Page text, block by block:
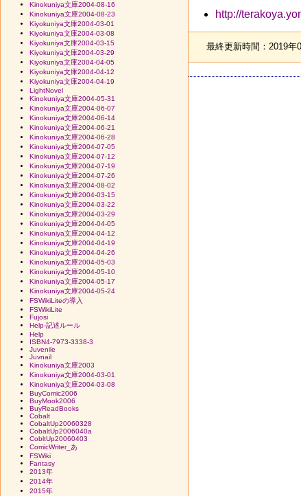
http://
最終更新時間：2019年
Kinokuniya文庫2004-08-16
Kinokuniya文庫2004-08-23
Kiyokuniya文庫2004-03-01
Kiyokuniya文庫2004-03-08
Kiyokuniya文庫2004-03-15
Kiyokuniya文庫2004-03-29
Kiyokuniya文庫2004-04-05
Kiyokuniya文庫2004-04-12
Kiyokuniya文庫2004-04-19
LightNovel
Kinokuniya文庫2004-05-31
Kinokuniya文庫2004-06-07
Kinokuniya文庫2004-06-14
Kinokuniya文庫2004-06-21
Kinokuniya文庫2004-06-28
Kinokuniya文庫2004-07-05
Kinokuniya文庫2004-07-12
Kinokuniya文庫2004-07-19
Kinokuniya文庫2004-07-26
Kinokuniya文庫2004-08-02
Kinokuniya文庫2004-03-15
Kinokuniya文庫2004-03-22
Kinokuniya文庫2004-03-29
Kinokuniya文庫2004-04-05
Kinokuniya文庫2004-04-12
Kinokuniya文庫2004-04-19
Kinokuniya文庫2004-04-26
Kinokuniya文庫2004-05-03
Kinokuniya文庫2004-05-10
Kinokuniya文庫2004-05-17
Kinokuniya文庫2004-05-24
FSWikiLiteの導入
FSWikiLite
Fujosi
Help-記述ルール
Help
ISBN4-7973-3338-3
Juvenile
Juvnail
Kinokuniya文庫2003
Kinokuniya文庫2004-03-01
Kinokuniya文庫2004-03-08
BuyComic2006
BuyMook2006
BuyReadBooks
Cobalt
CobaltUp20060328
CobaltUp2006040a
CobltUp20060403
ComicWriter_あ
FSWiki
Fantasy
2013年
2014年
2015年